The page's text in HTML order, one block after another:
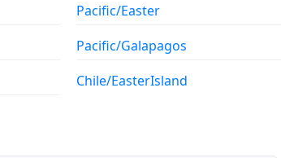
Pacific/Easter
Pacific/Galapagos
Chile/EasterIsland